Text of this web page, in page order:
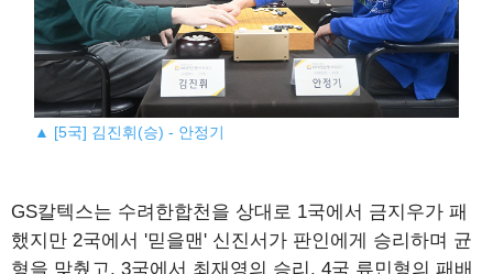
▲ [5국] 김진휘(승) - 안정기
GS칼텍스는 수려한합천을 상대로 1국에서 금지우가 패
했지만 2국에서 '믿을맨' 신진서가 판인에게 승리하며 균
형을 맞췄고, 3국에서 최재영의 승리, 4국 류민형의 패배